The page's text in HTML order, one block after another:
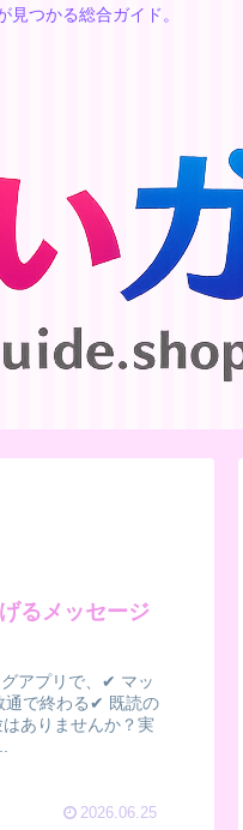
つかる総合ガイド。
るメッセージ
アプリで、✔ マッ
通で終わる✔ 既読の
ありませんか？実
2026.06.25